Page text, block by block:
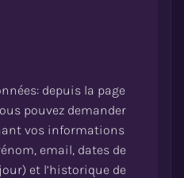
depuis la page
pouvez demander
vos informations
email, dates de
et l’historique de